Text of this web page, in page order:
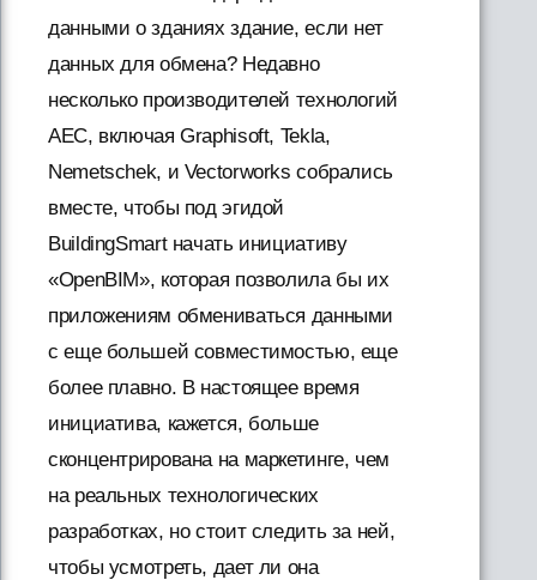
данными о зданиях здание, если нет
данных для обмена? Недавно
несколько производителей технологий
AEC, включая Graphisoft, Tekla,
Nemetschek, и Vectorworks собрались
вместе, чтобы под эгидой
BuildingSmart начать инициативу
«OpenBIM», которая позволила бы их
приложениям обмениваться данными
с еще большей совместимостью, еще
более плавно. В настоящее время
инициатива, кажется, больше
сконцентрирована на маркетинге, чем
на реальных технологических
разработках, но стоит следить за ней,
чтобы усмотреть, дает ли она